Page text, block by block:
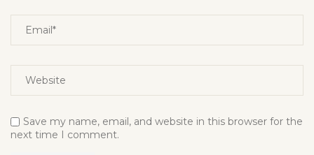
Save my name, email, and website in this browser for the
next time I comment.